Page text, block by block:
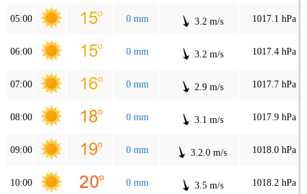
05:00 0 mm 3.2 m/s 1017.1 hPa
06:00 0 mm 3.2 m/s 1017.4 hPa
07:00 0 mm 2.9 m/s 1017.7 hPa
08:00 0 mm 3.1 m/s 1017.9 hPa
09:00 0 mm 3.2.0 m/s 1018.0 hPa
10:00 0 mm 3.5 m/s 1018.2 hPa